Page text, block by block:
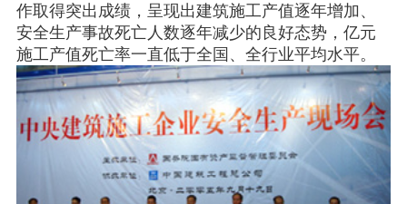
作取得突出成绩，呈现出建筑施工产值逐年增加、
安全生产事故死亡人数逐年减少的良好态势，亿元
施工产值死亡率一直低于全国、全行业平均水平。